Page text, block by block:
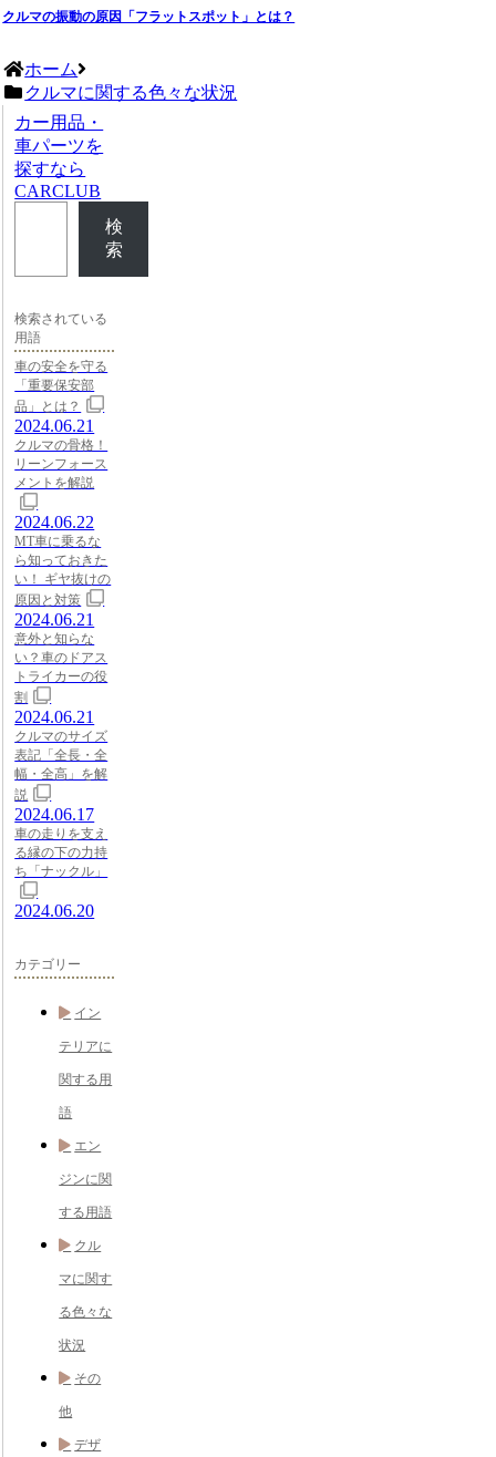
クルマの振動の原因「フラットスポット」とは？
ホーム
クルマに関する色々な状況
カー用品・
車パーツを
探すなら
CARCLUB
検
索
検索されている
用語
車の安全を守る
「重要保安部
品」とは？
2024.06.21
クルマの骨格！
リーンフォース
メントを解説
2024.06.22
MT車に乗るな
ら知っておきた
い！ ギヤ抜けの
原因と対策
2024.06.21
意外と知らな
い？車のドアス
トライカーの役
割
2024.06.21
クルマのサイズ
表記「全長・全
幅・全高」を解
説
2024.06.17
車の走りを支え
る縁の下の力持
ち「ナックル」
2024.06.20
カテゴリー
イン
テリアに
関する用
語
エン
ジンに関
する用語
クル
マに関す
る色々な
状況
その
他
デザ